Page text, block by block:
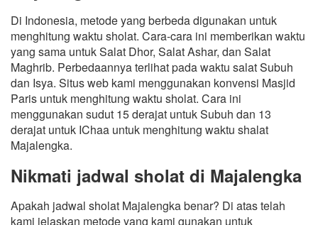
Di Indonesia, metode yang berbeda digunakan untuk
menghitung waktu sholat. Cara-cara ini memberikan waktu
yang sama untuk Salat Dhor, Salat Ashar, dan Salat
Maghrib. Perbedaannya terlihat pada waktu salat Subuh
dan Isya. Situs web kami menggunakan konvensi Masjid
Paris untuk menghitung waktu sholat. Cara ini
menggunakan sudut 15 derajat untuk Subuh dan 13
derajat untuk IChaa untuk menghitung waktu shalat
Majalengka.
Nikmati jadwal sholat di Majalengka
Apakah jadwal sholat Majalengka benar? Di atas telah
kami jelaskan metode yang kami gunakan untuk